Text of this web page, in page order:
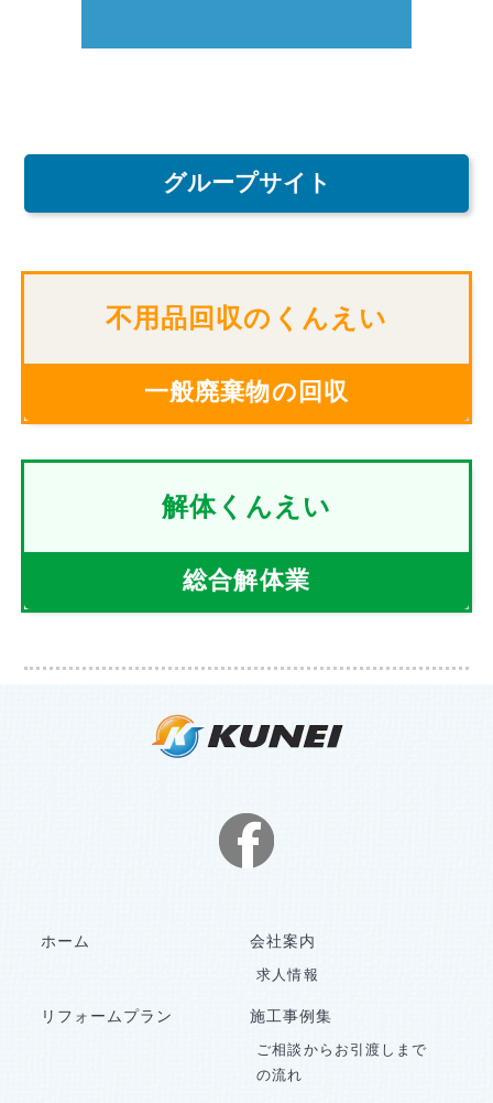
グループサイト
不用品回収のくんえい
一般廃棄物の回収
解体くんえい
総合解体業
ホーム 会社案内
求人情報
リフォームプラン 施工事例集
ご相談からお引渡しまで
の流れ